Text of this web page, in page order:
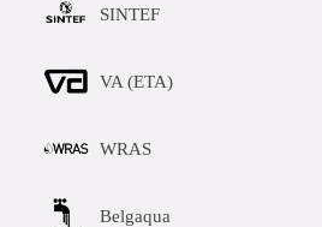
SINTEF
VA (ETA)
WRAS
Belgaqua